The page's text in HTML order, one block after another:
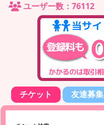
ユーザー数：76112
チケット 友達募集